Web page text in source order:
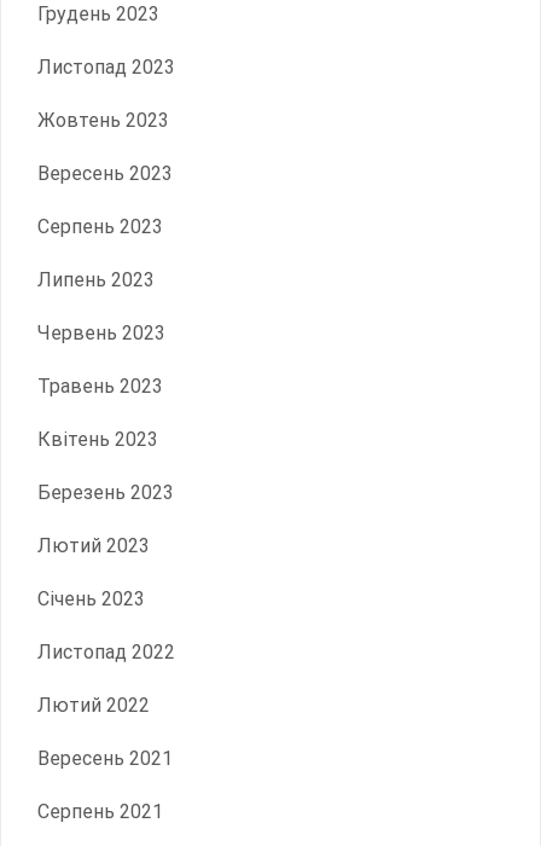
Грудень 2023
Листопад 2023
Жовтень 2023
Вересень 2023
Серпень 2023
Липень 2023
Червень 2023
Травень 2023
Квітень 2023
Березень 2023
Лютий 2023
Січень 2023
Листопад 2022
Лютий 2022
Вересень 2021
Серпень 2021